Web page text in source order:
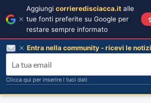
Aggiungi corrieredisciacca.it alle
tue fonti preferite su Google per
restare sempre informato
Entra nella community - ricevi le
Clicca qui per inserire i tuoi dati